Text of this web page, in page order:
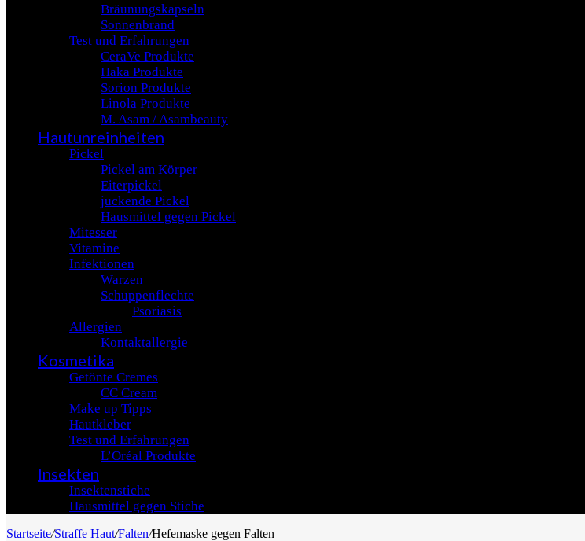
Bräunungskapseln
Sonnenbrand
Test und Erfahrungen
CeraVe Produkte
Haka Produkte
Sorion Produkte
Linola Produkte
M. Asam / Asambeauty
Hautunreinheiten
Pickel
Pickel am Körper
Eiterpickel
juckende Pickel
Hausmittel gegen Pickel
Mitesser
Vitamine
Infektionen
Warzen
Schuppenflechte
Psoriasis
Allergien
Kontaktallergie
Kosmetika
Getönte Cremes
CC Cream
Make up Tipps
Hautkleber
Test und Erfahrungen
L’Oréal Produkte
Insekten
Insektenstiche
Hausmittel gegen Stiche
Startseite/Straffe Haut/Falten/Hefemaske gegen Falten